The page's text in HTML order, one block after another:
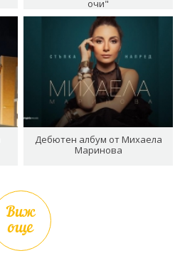
очи"
Дебютен албум от Михаела
Маринова
Виж
още